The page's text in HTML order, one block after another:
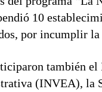
10
por incumplir
también
(INVEA), la